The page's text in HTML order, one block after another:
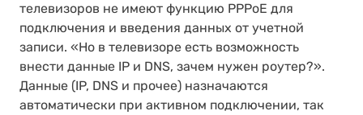
телевизоров не имеют функцию PPPoE для
подключения и введения данных от учетной
записи. «Но в телевизоре есть возможность
внести данные IP и DNS, зачем нужен роутер?».
Данные (IP, DNS и прочее) назначаются
автоматически при активном подключении, так